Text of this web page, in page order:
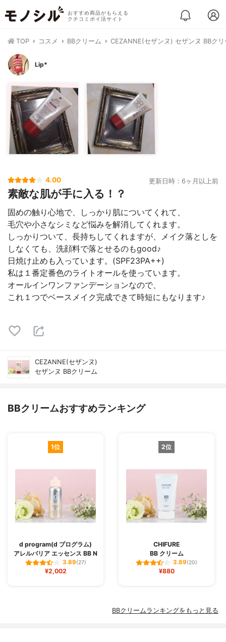
おすすめ商品がもらえる
クチコミポイ活サイト
TOP コスメ BBクリーム CEZANNE(セザンヌ) セザンヌ BBクリ
Lip*
4.00 更新日時：6ヶ月以上前
素敵な肌が手に入る！？
固めの触り心地で、しっかり肌についてくれて、
毛穴や小さなシミなど悩みを解消してくれます。
しっかりついて、長持ちしてくれますが、メイク落としを
しなくても、洗顔料で落とせるのもgood♪
日焼け止めも入っています。(SPF23PA++)
私は１番定番色のライトオールを使っています。
オールインワンファンデーションなので、
これ１つでベースメイク完成できて時短にもなります♪
CEZANNE(セザンヌ)
セザンヌ BBクリーム
BBクリームおすすめランキング
1位
d program(d プログラム)
アレルバリア エッセンス BB N
3.89(27)
¥2,002
2位
CHIFURE
BB クリーム
3.89(20)
¥880
BBクリームランキングをもっと見る